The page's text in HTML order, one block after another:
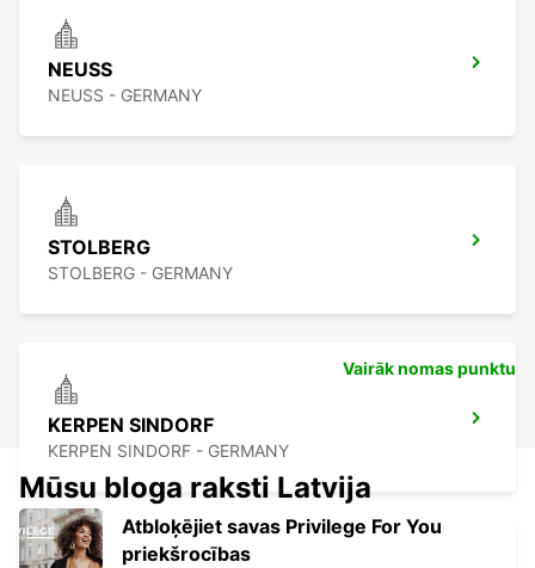
NEUSS
NEUSS - GERMANY
STOLBERG
STOLBERG - GERMANY
KERPEN SINDORF
KERPEN SINDORF - GERMANY
Vairāk nomas punktu
Mūsu bloga raksti Latvija
Atbloķējiet savas Privilege For You
priekšrocības